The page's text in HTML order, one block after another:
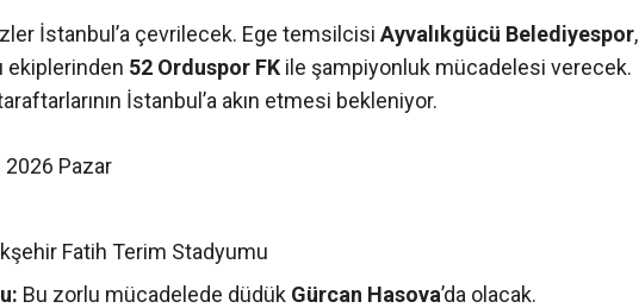
İstanbul’a çevrilecek. Ege temsilcisi Ayvalıkgücü Belediyespor,
ekiplerinden 52 Orduspor FK ile şampiyonluk mücadelesi verecek.
İstanbul’a akın etmesi bekleniyor.
2026 Pazar
Fatih Terim Stadyumu
Bu zorlu mücadelede düdük Gürcan Hasova’da olacak.